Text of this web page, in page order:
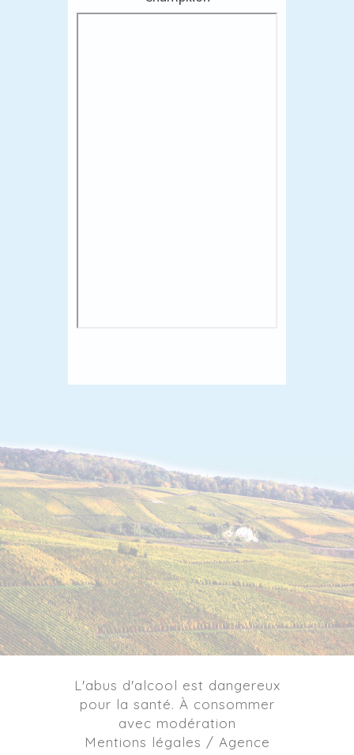
L'abus d'alcool est dangereux
pour la santé. À consommer
avec modération
Mentions légales / Agence